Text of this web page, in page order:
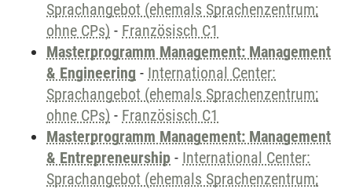
Sprachangebot (ehemals Sprachenzentrum;
ohne CPs) - Französisch C1
Masterprogramm Management: Management
& Engineering - International Center:
Sprachangebot (ehemals Sprachenzentrum;
ohne CPs) - Französisch C1
Masterprogramm Management: Management
& Entrepreneurship - International Center:
Sprachangebot (ehemals Sprachenzentrum;